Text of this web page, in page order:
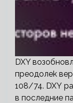
DXY
преодолеk
108/74. DXY
в последние